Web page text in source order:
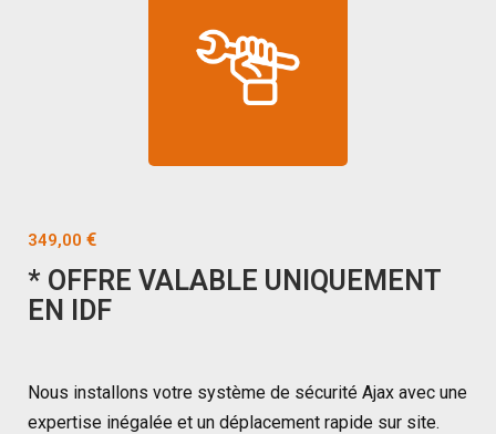
349,00 €
* OFFRE VALABLE UNIQUEMENT
EN IDF
Nous installons votre système de sécurité Ajax avec une
expertise inégalée et un déplacement rapide sur site.